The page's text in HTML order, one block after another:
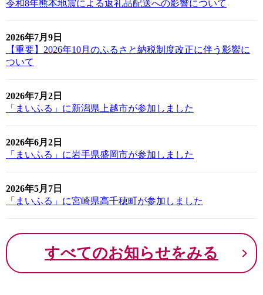
令和8年熊本地震による返礼品配送への影響について
2026年7月9日
【重要】2026年10月のふるさと納税制度改正に伴う影響に
ついて
2026年7月2日
「まいふる」に新潟県上越市が参加しました
2026年6月2日
「まいふる」に岩手県盛岡市が参加しました
2026年5月7日
「まいふる」に宮崎県高千穂町が参加しました
すべてのお知らせをみる